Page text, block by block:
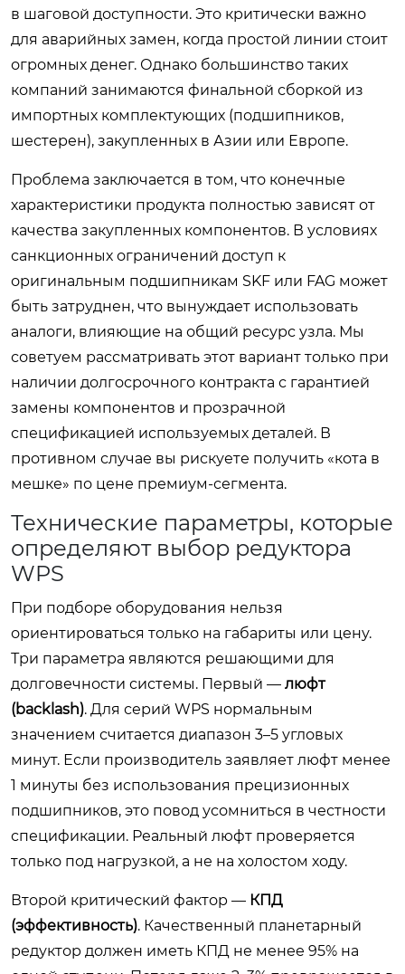
в шаговой доступности. Это критически важно
для аварийных замен, когда простой линии стоит
огромных денег. Однако большинство таких
компаний занимаются финальной сборкой из
импортных комплектующих (подшипников,
шестерен), закупленных в Азии или Европе.
Проблема заключается в том, что конечные
характеристики продукта полностью зависят от
качества закупленных компонентов. В условиях
санкционных ограничений доступ к
оригинальным подшипникам SKF или FAG может
быть затруднен, что вынуждает использовать
аналоги, влияющие на общий ресурс узла. Мы
советуем рассматривать этот вариант только при
наличии долгосрочного контракта с гарантией
замены компонентов и прозрачной
спецификацией используемых деталей. В
противном случае вы рискуете получить «кота в
мешке» по цене премиум-сегмента.
Технические параметры, которые
определяют выбор редуктора
WPS
При подборе оборудования нельзя
ориентироваться только на габариты или цену.
Три параметра являются решающими для
долговечности системы. Первый — люфт
(backlash). Для серий WPS нормальным
значением считается диапазон 3–5 угловых
минут. Если производитель заявляет люфт менее
1 минуты без использования прецизионных
подшипников, это повод усомниться в честности
спецификации. Реальный люфт проверяется
только под нагрузкой, а не на холостом ходу.
Второй критический фактор — КПД
(эффективность). Качественный планетарный
редуктор должен иметь КПД не менее 95% на